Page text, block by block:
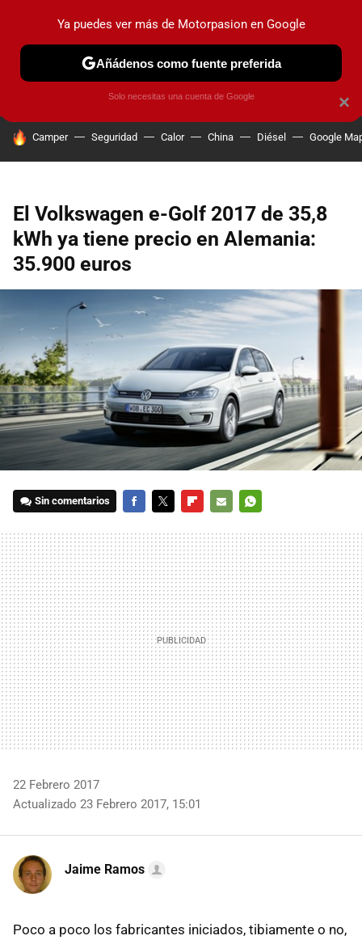
PRUEBAS COCHES ELÉCTRICOS OBSERVATORIO
HOY SE HABLA DE
Camper Seguridad Calor China Diésel Google
El Volkswagen e-Golf 2017 de 35,8
kWh ya tiene precio en Alemania:
35.900 euros
Sin comentarios
MAIL
22 Febrero 2017
Actualizado 23 Febrero 2017, 15:01
Jaime Ramos
Poco a poco los fabricantes iniciados, tibiamente o no,
×
Ya puedes ver más de Motorpasion en Google
Añádenos como fuente preferida
Solo necesitas una cuenta de Google